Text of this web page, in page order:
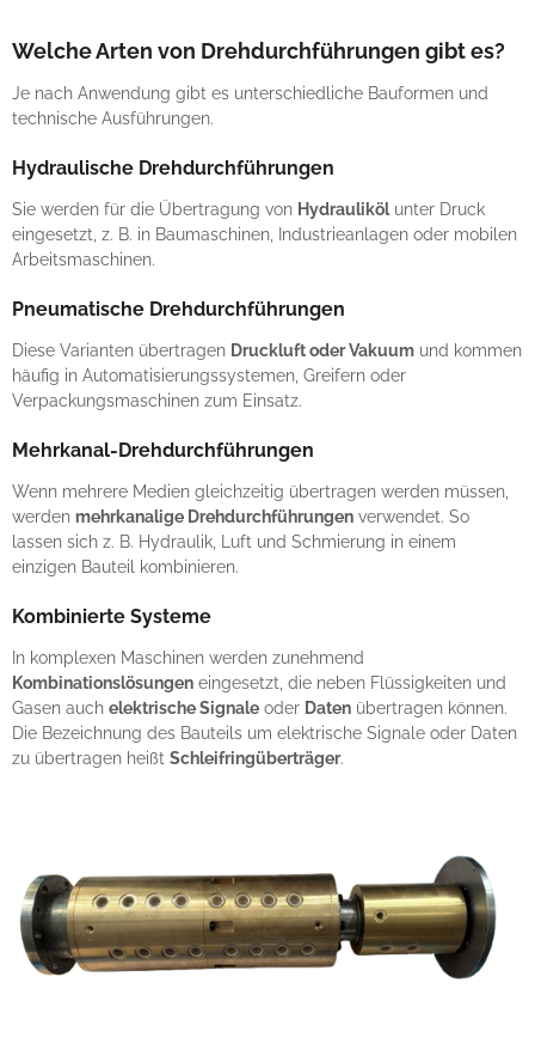
Welche Arten von Drehdurchführungen gibt es?
Je nach Anwendung gibt es unterschiedliche Bauformen und
technische Ausführungen.
Hydraulische Drehdurchführungen
Sie werden für die Übertragung von Hydraulikölunter Druck
eingesetzt, z. B. in Baumaschinen, Industrieanlagen oder mobilen
Arbeitsmaschinen.
Pneumatische Drehdurchführungen
Diese Varianten übertragen Druckluft oder Vakuum und kommen
häufig in Automatisierungssystemen, Greifern oder
Verpackungsmaschinen zum Einsatz.
Mehrkanal-Drehdurchführungen
Wenn mehrere Medien gleichzeitig übertragen werden müssen,
werden mehrkanalige Drehdurchführungen verwendet. So
lassen sich z. B. Hydraulik, Luft und Schmierung in einem
einzigen Bauteil kombinieren.
Kombinierte Systeme
In komplexen Maschinen werden zunehmend
Kombinationslösungen eingesetzt, die neben Flüssigkeiten und
Gasen auch elektrische Signale oder Daten übertragen können.
Die Bezeichnung des Bauteils um elektrische Signale oder Daten
zu übertragen heißt Schleifringüberträger.